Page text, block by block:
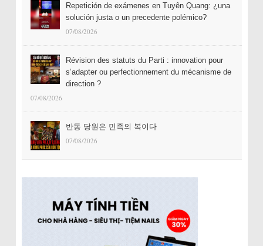
Repetición de exámenes en Tuyên Quang: ¿una
solución justa o un precedente polémico?
07/08/2026
Révision des statuts du Parti : innovation pour
s’adapter ou perfectionnement du mécanisme de
direction ?
07/08/2026
반동 당원은 민족의 복이다
07/08/2026